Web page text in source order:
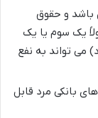
باشد و حقوق
یک سوم یا یک
می تواند به نفع
بانکی مرد قابل